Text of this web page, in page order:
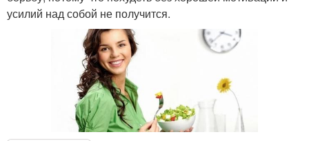
усилий над собой не получится.